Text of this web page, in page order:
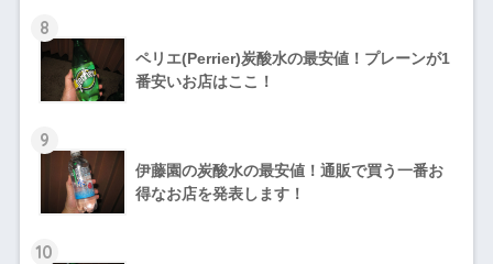
8
ペリエ(Perrier)炭酸水の最安値！プレーンが1
番安いお店はここ！
9
伊藤園の炭酸水の最安値！通販で買う一番お
得なお店を発表します！
10